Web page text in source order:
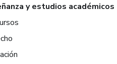
y estudios académicos